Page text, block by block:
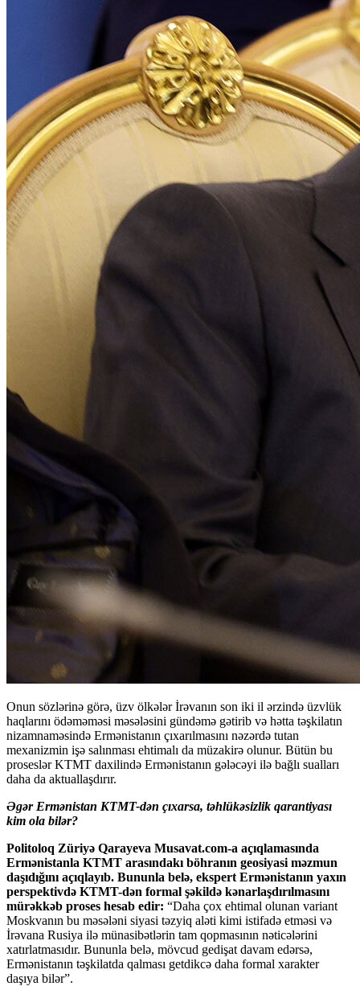
Onun sözlərinə görə, üzv ölkələr İrəvanın son iki il ərzində üzvlük
haqlarını ödəməməsi məsələsini gündəmə gətirib və hətta təşkilatın
nizamnaməsində Ermənistanın çıxarılmasını nəzərdə tutan
mexanizmin işə salınması ehtimalı da müzakirə olunur. Bütün bu
proseslər KTMT daxilində Ermənistanın gələcəyi ilə bağlı sualları
daha da aktuallaşdırır.
Əgər Ermənistan KTMT-dən çıxarsa, təhlükəsizlik qarantiyası
kim ola bilər?
Politoloq Züriyə Qarayeva Musavat.com-a açıqlamasında
Ermənistanla KTMT arasındakı böhranın geosiyasi məzmun
daşıdığını açıqlayıb. Bununla belə, ekspert Ermənistanın yaxın
perspektivdə KTMT-dən formal şəkildə kənarlaşdırılmasını
mürəkkəb proses hesab edir: “Daha çox ehtimal olunan variant
Moskvanın bu məsələni siyasi təzyiq aləti kimi istifadə etməsi və
İrəvana Rusiya ilə münasibətlərin tam qopmasının nəticələrini
xatırlatmasıdır. Bununla belə, mövcud gedişat davam edərsə,
Ermənistanın təşkilatda qalması getdikcə daha formal xarakter
daşıya bilər”.